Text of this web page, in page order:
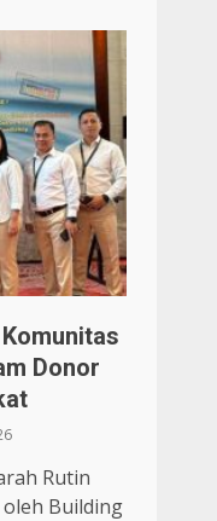
Donor
Rutin
Building